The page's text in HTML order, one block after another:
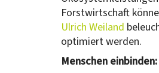
Forstwirtschaft
Ulrich Weiland
optimiert werden.
Menschen